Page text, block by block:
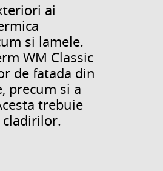
ai
si lamele.
WM Classic
de fatada din
precum si a
trebuie
cladirilor.